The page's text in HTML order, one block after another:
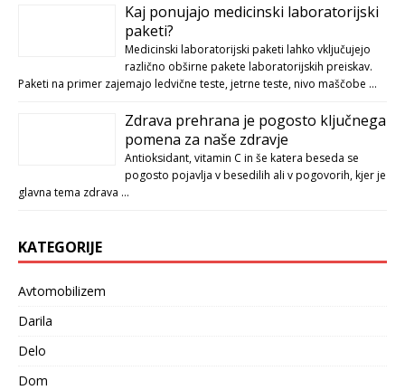
Kaj ponujajo medicinski laboratorijski
paketi?
Medicinski laboratorijski paketi lahko vključujejo
različno obširne pakete laboratorijskih preiskav.
Paketi na primer zajemajo ledvične teste, jetrne teste, nivo maščobe …
Zdrava prehrana je pogosto ključnega
pomena za naše zdravje
Antioksidant, vitamin C in še katera beseda se
pogosto pojavlja v besedilih ali v pogovorih, kjer je
glavna tema zdrava …
KATEGORIJE
Avtomobilizem
Darila
Delo
Dom